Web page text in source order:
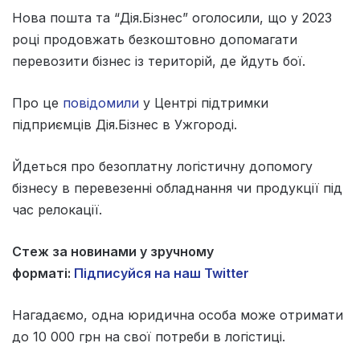
Нова пошта та “Дія.Бізнес” оголосили, що у 2023
році продовжать безкоштовно допомагати
перевозити бізнес із територій, де йдуть бої.
Про це повідомили у Центрі підтримки
підприємців Дія.Бізнес в Ужгороді.
Йдеться про безоплатну логістичну допомогу
бізнесу в перевезенні обладнання чи продукції під
час релокації.
Стеж за новинами у зручному
форматі: Підписуйся на наш Twitter
Нагадаємо, одна юридична особа може отримати
до 10 000 грн на свої потреби в логістиці.